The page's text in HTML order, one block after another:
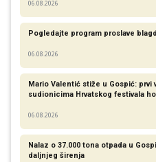
06.08.2026
Pogledajte program proslave
06.08.2026
Mario Valentić stiže u Gospić: prvi
sudionicima Hrvatskog festivala
06.08.2026
Nalaz o 37.000 tona otpada u
daljnjeg širenja